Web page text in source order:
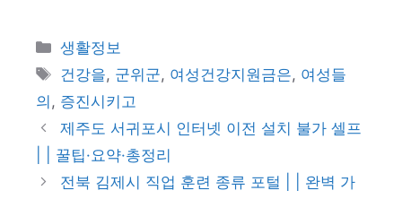
카
테
리
생활정보
태
그
건강을, 군위군, 여성건강지원금은, 여성들
의 , 증진시키고
제주도 서귀포시 인터넷 이전 설치 불가 셀프
| | 꿀팁·요약·총정리
전북 김제시 직업 훈련 종류 포털 | | 완벽 가